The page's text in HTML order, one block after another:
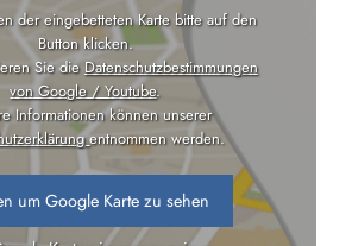
der eingebetteten Karte bitte auf den
Button klicken.
Sie dieDatenschutzbestimmungen
von Google / Youtube.
Informationen können unserer
entnommen werden.
um Google Karte zu sehen